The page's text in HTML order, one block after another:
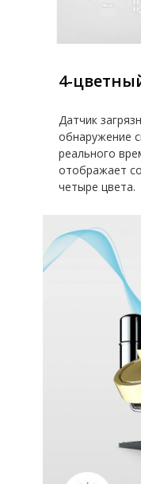
4-
Датчик
обнаружение
реального
отображает
четыре цвета.